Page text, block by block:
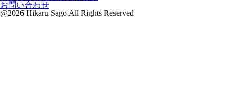
お問い合わせ
@2026 Hikaru Sago All Rights Reserved